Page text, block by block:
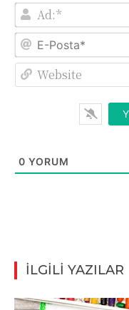
0 YORUM
İLGİLİ YAZILAR